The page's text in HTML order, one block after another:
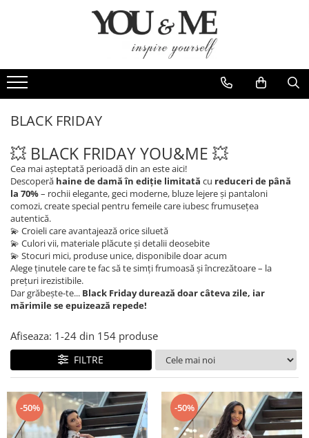
Bluze si camasi
Pantaloni
Geci si jachete
Rochii de eveniment
Compleuri si costume
Salopete
Tricouri si topuri
Fuste
Sacouri
Vesta
Genti
Esarfe
Coliere si brose
BLACK FRIDAY
💥 BLACK FRIDAY YOU&ME 💥
Cea mai așteptată perioadă din an este aici!
Descoperă haine de damă în ediție limitată cu reduceri de până
la 70%– rochii elegante, geci moderne, bluze lejere și pantaloni
comozi, create special pentru femeile care iubesc frumusețea
autentică.
💫 Croieli care avantajează orice siluetă
💫 Culori vii, materiale plăcute și detalii deosebite
💫 Stocuri mici, produse unice, disponibile doar acum
Alege ținutele care te fac să te simți frumoasă și încrezătoare – la
prețuri irezistibile.
Dar grăbește-te... Black Friday durează doar câteva zile, iar
mărimile se epuizează repede!
Afiseaza: 1-24 din 154 produse
FILTRE
-50% -50%